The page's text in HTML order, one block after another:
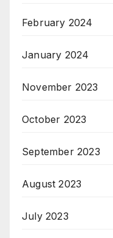
February 2024
January 2024
November 2023
October 2023
September 2023
August 2023
July 2023